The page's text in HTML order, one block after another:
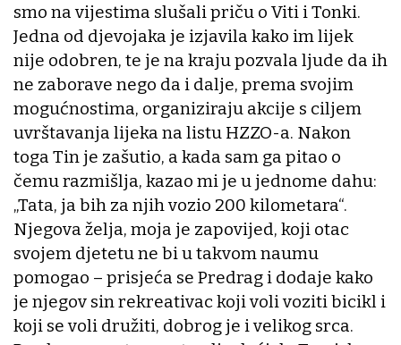
smo na vijestima slušali priču o Viti i Tonki.
Jedna od djevojaka je izjavila kako im lijek
nije odobren, te je na kraju pozvala ljude da ih
ne zaborave nego da i dalje, prema svojim
mogućnostima, organiziraju akcije s ciljem
uvrštavanja lijeka na listu HZZO-a. Nakon
toga Tin je zašutio, a kada sam ga pitao o
čemu razmišlja, kazao mi je u jednome dahu:
„Tata, ja bih za njih vozio 200 kilometara“.
Njegova želja, moja je zapovijed, koji otac
svojem djetetu ne bi u takvom naumu
pomogao – prisjeća se Predrag i dodaje kako
je njegov sin rekreativac koji voli voziti bicikl i
koji se voli družiti, dobrog je i velikog srca.